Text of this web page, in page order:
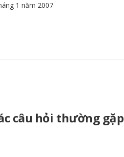
1 năm 2007
câu hỏi thường gặp